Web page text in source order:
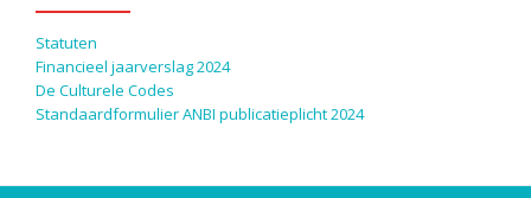
Statuten
Financieel jaarverslag 2024
De Culturele Codes
Standaardformulier ANBI publicatieplicht 2024